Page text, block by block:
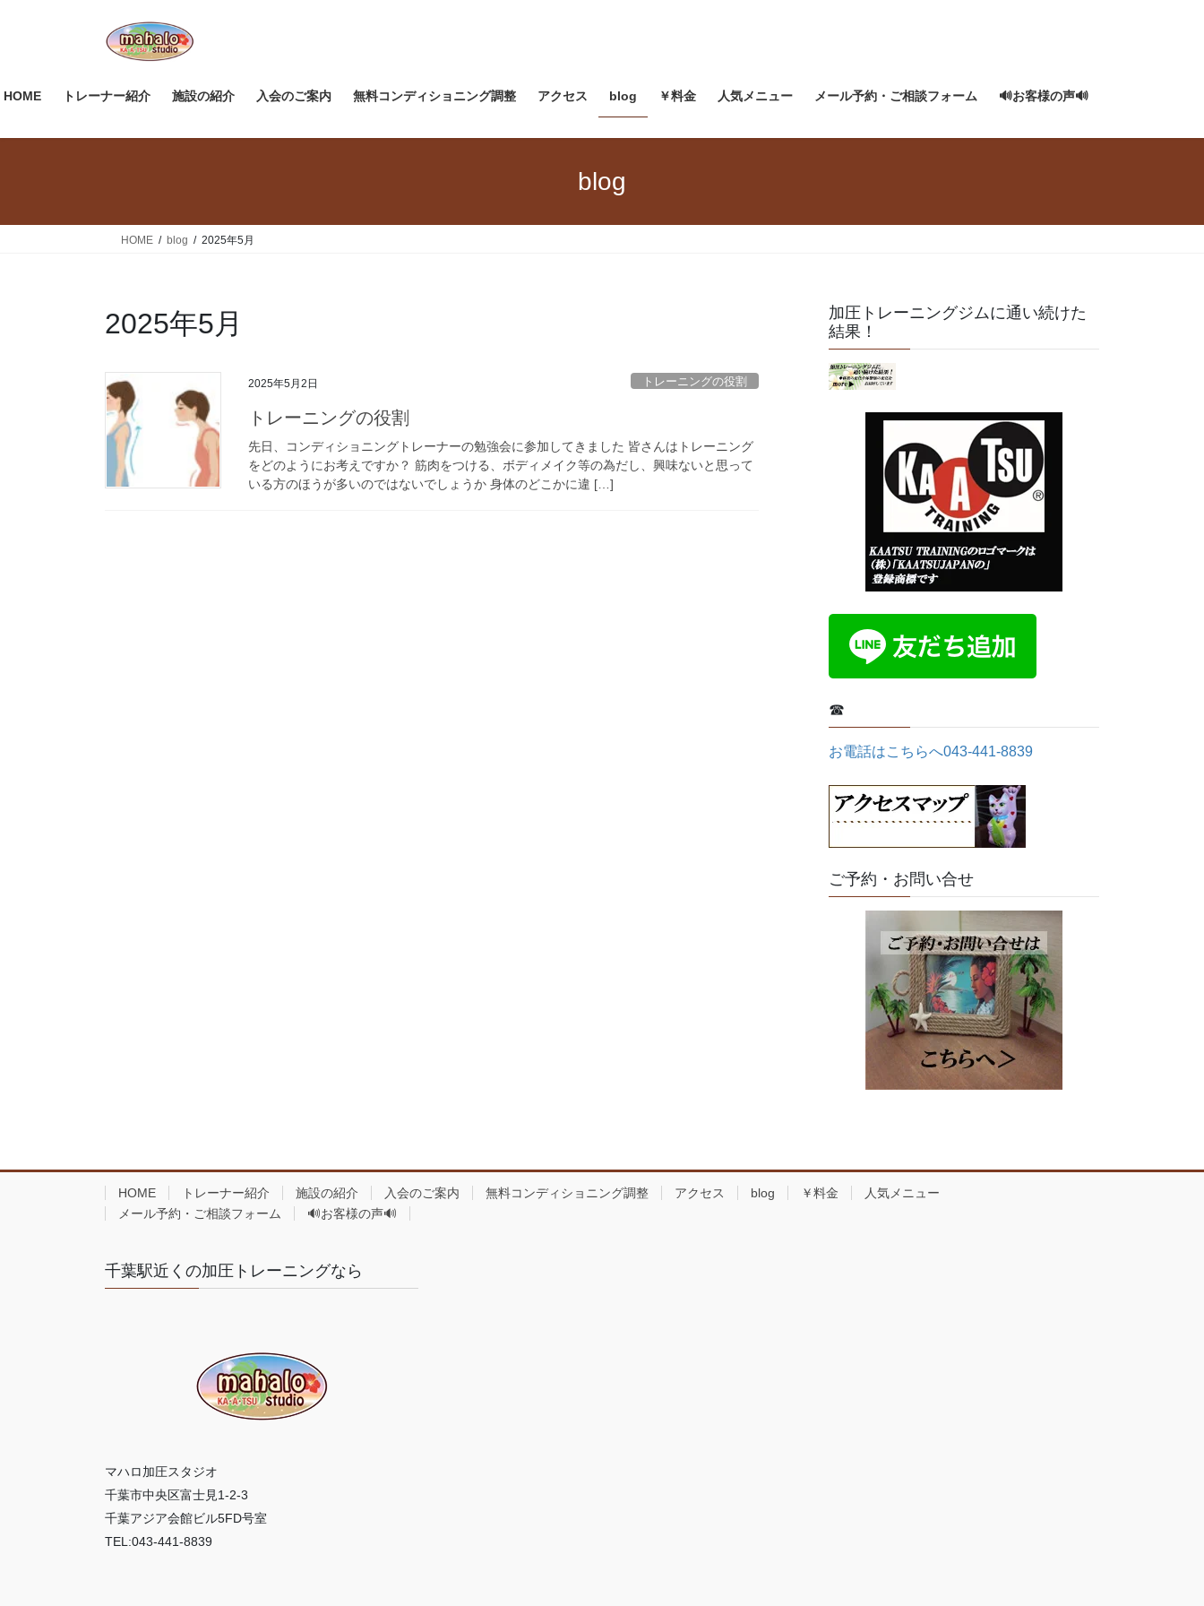
ツ
ス
シ
ン
HOME トレーナー紹介 施設の紹介 入会のご案内 無料コンディショニング調整 アクセス blog ￥料金 人気メニュー メール予約・ご相談フォーム 🔊お客様の声🔊
blog
HOME blog 2025年5月
2025年5月
2025年5月2日 トレーニングの役割
トレーニングの役割
先日、コンディショニングトレーナーの勉強会に参加してきました 皆さんはトレーニング
をどのようにお考えですか？ 筋肉をつける、ボディメイク等の為だし、興味ないと思って
いる方のほうが多いのではないでしょうか 身体のどこかに違 […]
加圧トレーニングジムに通い続けた
結果！
☎
お電話はこちらへ043-441-8839
ご予約・お問い合せ
HOME トレーナー紹介 施設の紹介 入会のご案内 無料コンディショニング調整 アクセス blog ￥料金
人気メニュー
メール予約・ご相談フォーム
🔊お客様の声🔊
千葉駅近くの加圧トレーニングなら
マハロ加圧スタジオ
千葉市中央区富士見1-2-3
千葉アジア会館ビル5FD号室
TEL:043-441-8839